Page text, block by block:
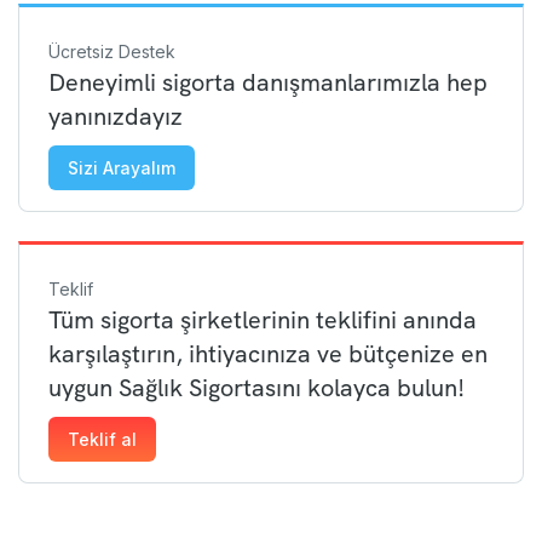
Ücretsiz Destek
Deneyimli sigorta danışmanlarımızla hep
yanınızdayız
Sizi Arayalım
Teklif
Tüm sigorta şirketlerinin teklifini anında
karşılaştırın, ihtiyacınıza ve bütçenize en
uygun Sağlık Sigortasını kolayca bulun!
Teklif al